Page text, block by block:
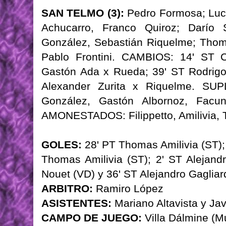
SAN TELMO (3): Pedro Formosa;
Achucarro, Franco Quiroz; Darío
González, Sebastián Riquelme;
Pablo Frontini. CAMBIOS: 14' ST
Gastón Ada x Rueda; 39' ST
Alexander Zurita x Riquelme.
González, Gastón Albornoz,
AMONESTADOS: Filippetto, Amilivia,
GOLES: 28' PT Thomas Amilivia
Thomas Amilivia (ST); 2' ST
Nouet (VD) y 36' ST Alejandro
ARBITRO: Ramiro López
ASISTENTES: Mariano Altavista y
CAMPO DE JUEGO: Villa Dálmine